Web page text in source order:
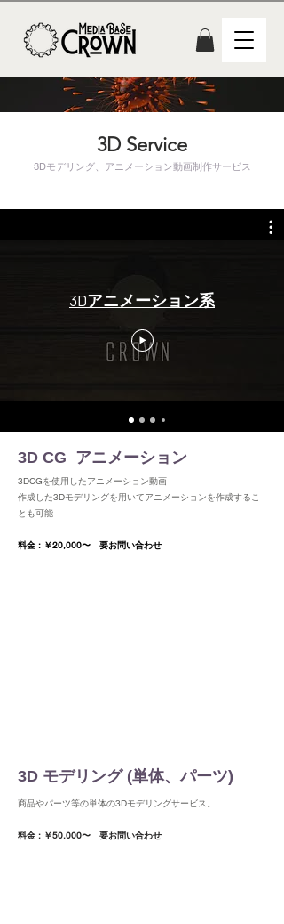
3D Service
3Dモデリング、アニメーション動画制作サービス
3Dアニメーション系
3D CG アニメーション
3DCGを使用したアニメーション動画
作成した3Dモデリングを用いてアニメーションを作成するこ
とも可能
​料金 : ￥20,000〜 要お問い合わせ
3D モデリング (単体、パーツ)
商品やパーツ等の単体の3Dモデリングサービス。
​料金 : ￥50,000〜 要お問い合わせ